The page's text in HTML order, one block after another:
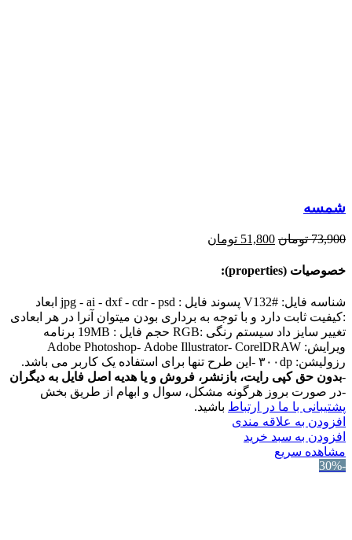
شمسه
73,900 تومان 51,800 تومان
خصوصیات (properties):
شناسه فایل: #V132 پسوند فایل : jpg - ai - dxf - cdr - psd ابعاد
:کیفیت ثابت دارد و با توجه به برداری بودن میتوان آنرا در هر ابعادی
تغییر سایز داد سیستم رنگی :RGB حجم فایل : 19MB برنامه
ویرایش: Adobe Photoshop- Adobe Illustrator- CorelDRAW
رزولیشن: ۳۰۰dp -این طرح تنها برای استفاده یک کاربر می باشد.
-بدون حق کپی رایت، بازنشر، فروش و یا هدیه اصل فایل به دیگران
-در صورت بروز هرگونه مشکل، سوال و ابهام از طریق بخش
پشتیبانی با ما در ارتباط باشید.
افزودن به علاقه مندی
افزودن به سبد خرید
مشاهده سریع
-30%